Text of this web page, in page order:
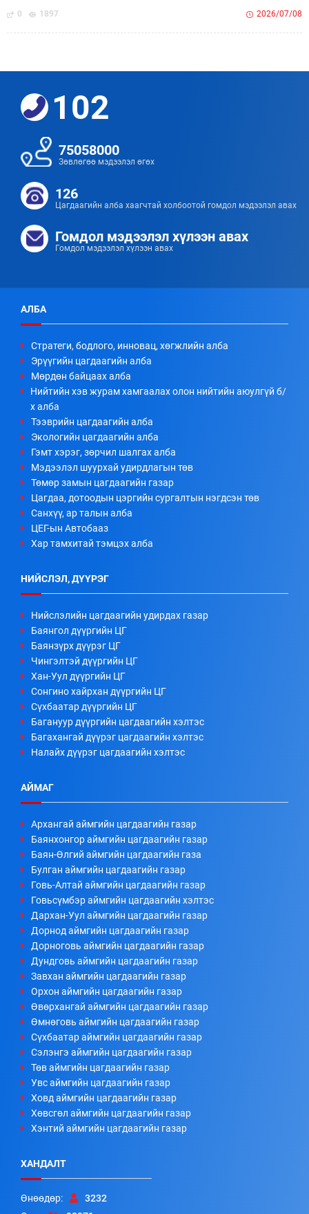
0 1897 2026/07/08
102
75058000
Зөвлөгөө мэдээлэл өгөх
126
Цагдаагийн алба хаагчтай холбоотой гомдол мэдээлэл авах
Гомдол мэдээлэл хүлээн авах
Гомдол мэдээлэл хүлээн авах
АЛБА
Стратеги, бодлого, инновац, хөгжлийн алба
Эрүүгийн цагдаагийн алба
Мөрдөн байцаах алба
Нийтийн хэв журам хамгаалах олон нийтийн аюулгүй б/
х алба
Тээврийн цагдаагийн алба
Экологийн цагдаагийн алба
Гэмт хэрэг, зөрчил шалгах алба
Мэдээлэл шуурхай удирдлагын төв
Төмөр замын цагдаагийн газар
Цагдаа, дотоодын цэргийн сургалтын нэгдсэн төв
Санхүү, ар талын алба
ЦЕГ-ын Автобааз
Хар тамхитай тэмцэх алба
НИЙСЛЭЛ, ДҮҮРЭГ
Нийслэлийн цагдаагийн удирдах газар
Баянгол дүүргийн ЦГ
Баянзүрх дүүрэг ЦГ
Чингэлтэй дүүргийн ЦГ
Хан-Уул дүүргийн ЦГ
Сонгино хайрхан дүүргийн ЦГ
Сүхбаатар дүүргийн ЦГ
Багануур дүүргийн цагдаагийн хэлтэс
Багахангай дүүрэг цагдаагийн хэлтэс
Налайх дүүрэг цагдаагийн хэлтэс
АЙМАГ
Архангай аймгийн цагдаагийн газар
Баянхонгор аймгийн цагдаагийн газар
Баян-Өлгий аймгийн цагдаагийн газа
Булган аймгийн цагдаагийн газар
Говь-Алтай аймгийн цагдаагийн газар
Говьсүмбэр аймгийн цагдаагийн хэлтэс
Дархан-Уул аймгийн цагдаагийн газар
Дорнод аймгийн цагдаагийн газар
Дорноговь аймгийн цагдаагийн газар
Дундговь аймгийн цагдаагийн газар
Завхан аймгийн цагдаагийн газар
Орхон аймгийн цагдаагийн газар
Өвөрхангай аймгийн цагдаагийн газар
Өмнөговь аймгийн цагдаагийн газар
Сүхбаатар аймгийн цагдаагийн газар
Сэлэнгэ аймгийн цагдаагийн газар
Төв аймгийн цагдаагийн газар
Увс аймгийн цагдаагийн газар
Ховд аймгийн цагдаагийн газар
Хөвсгөл аймгийн цагдаагийн газар
Хэнтий аймгийн цагдаагийн газар
ХАНДАЛТ
Өнөөдөр:
3232